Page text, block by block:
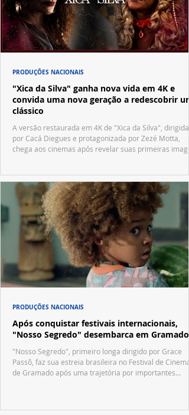
"Xica da Silva" ganha nova vida em 4K e
convida uma nova geração a redescobrir um
clássico
A versão restaurada em 4K de "Xica da Silva", dirigida
por Cacá Diegues e protagonizada por Zezé Motta,
chega aos cinemas após revelar suas primeiras
PRODUÇÕES NACIONAIS
Após conquistar festivais internacionais,
"Nosso Segredo" desembarca em Gramado
"Nosso Segredo", primeiro longa dirigido por Grace
Passô, faz sua estreia brasileira no Festival de Cinema
de Gramado após uma trajetória por importantes
PRODUÇÕES NACIONAIS